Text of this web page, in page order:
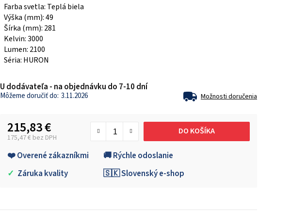
Farba svetla: Teplá biela
Výška (mm): 49
Šírka (mm): 281
Kelvin: 3000
Lumen: 2100
Séria: HURON
U dodávateľa - na objednávku do 7-10 dní
3.11.2026 Možnosti doručenia
215,83 €
175,47 € bez DPH
DO KOŠÍKA
❤️ Overené zákazníkmi
🚚 Rýchle odoslanie
✓ Záruka kvality 🇸🇰 Slovenský e-shop